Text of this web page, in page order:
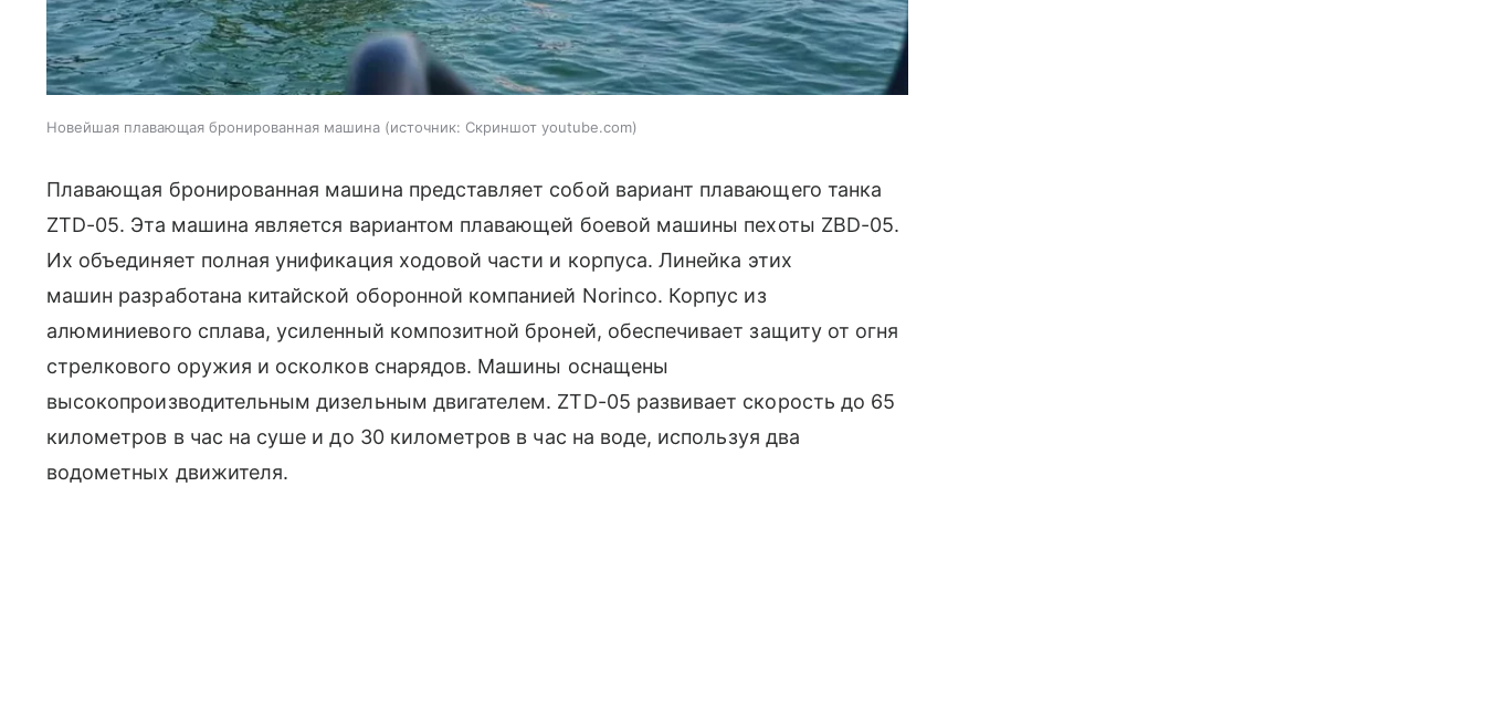
Новейшая плавающая бронированная машина источник: Скриншот youtube.com
Плавающая бронированная машина представляет собой вариант плавающего танка
ZTD-05. Эта машина является вариантом плавающей боевой машины пехоты ZBD-05.
Их объединяет полная унификация ходовой части и корпуса. Линейка этих
машин разработана китайской оборонной компанией Norinco. Корпус из
алюминиевого сплава, усиленный композитной броней, обеспечивает защиту от огня
стрелкового оружия и осколков снарядов. Машины оснащены
высокопроизводительным дизельным двигателем. ZTD-05 развивает скорость до 65
километров в час на суше и до 30 километров в час на воде, используя два
водометных движителя.